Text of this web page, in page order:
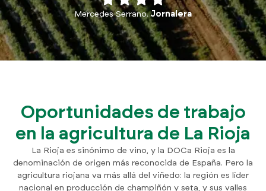
Mercedes Serrano.Jornalera
Oportunidades de trabajo
en la agricultura de La Rioja
La Rioja es sinónimo de vino, y la DOCa Rioja es la
denominación de origen más reconocida de España. Pero la
agricultura riojana va más allá del viñedo: la región es líder
nacional en producción de champiñón y seta, y sus valles